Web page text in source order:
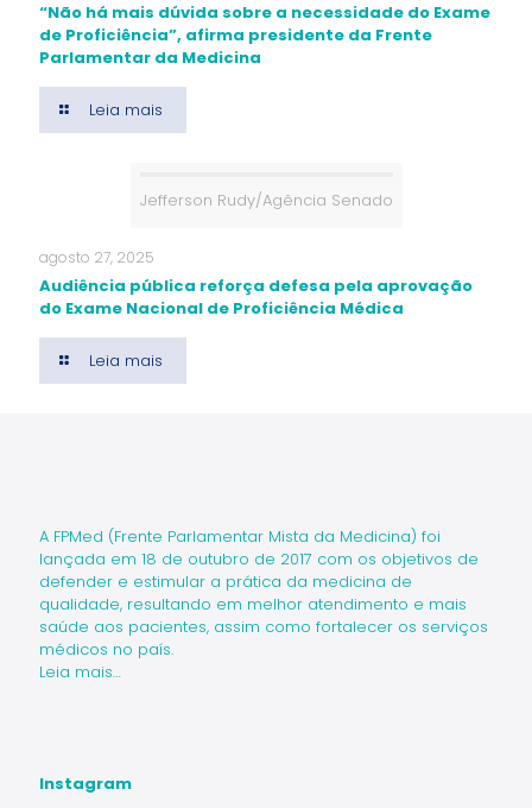
“Não há mais dúvida sobre a necessidade do Exame
de Proficiência”, afirma presidente da Frente
Parlamentar da Medicina
Leia mais
Jefferson Rudy/Agência Senado
agosto 27, 2025
Audiência pública reforça defesa pela aprovação
do Exame Nacional de Proficiência Médica
Leia mais
A FPMed (Frente Parlamentar Mista da Medicina) foi
lançada em 18 de outubro de 2017 com os objetivos de
defender e estimular a prática da medicina de
qualidade, resultando em melhor atendimento e mais
saúde aos pacientes, assim como fortalecer os serviços
médicos no país.
Leia mais…
Instagram